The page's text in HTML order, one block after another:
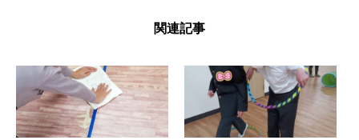
関連記事